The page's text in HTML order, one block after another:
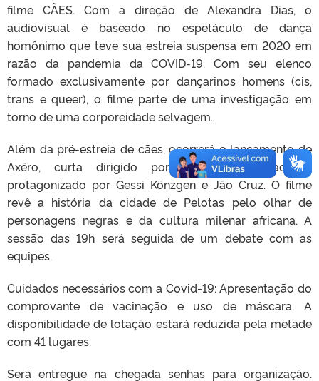
filme CÃES. Com a direção de Alexandra Dias, o
audiovisual é baseado no espetáculo de dança
homônimo que teve sua estreia suspensa em 2020 em
razão da pandemia da COVID-19. Com seu elenco
formado exclusivamente por dançarinos homens (cis,
trans e queer), o filme parte de uma investigação em
torno de uma corporeidade selvagem.
Além da pré-estreia de cães, ocorrerá o lançamento de
Axêro, curta dirigido por Maria Falkembach e
protagonizado por Gessi Könzgen e Jão Cruz. O filme
revê a história da cidade de Pelotas pelo olhar de
personagens negras e da cultura milenar africana. A
sessão das 19h será seguida de um debate com as
equipes.
Cuidados necessários com a Covid-19: Apresentação do
comprovante de vacinação e uso de máscara. A
disponibilidade de lotação estará reduzida pela metade
com 41 lugares.
Será entregue na chegada senhas para organização.